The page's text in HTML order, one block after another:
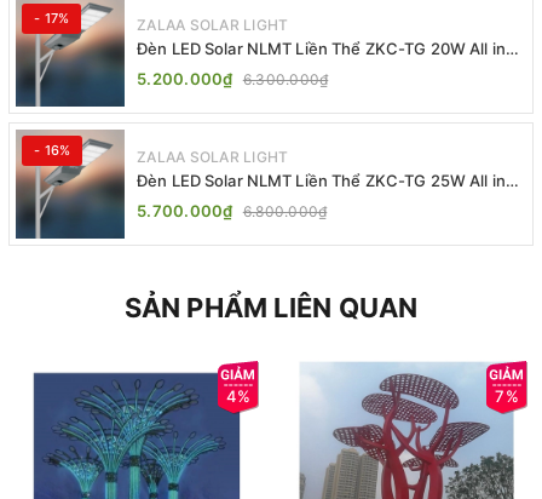
- 17% ZALAA SOLAR LIGHT
Đèn LED Solar NLMT Liền Thể ZKC-TG 20W All in
One | ZALAA Street Light
5.200.000₫ 6.300.000₫
- 16% ZALAA SOLAR LIGHT
Đèn LED Solar NLMT Liền Thể ZKC-TG 25W All in
One | ZALAA Street Light
5.700.000₫ 6.800.000₫
SẢN PHẨM LIÊN QUAN
4% 7%